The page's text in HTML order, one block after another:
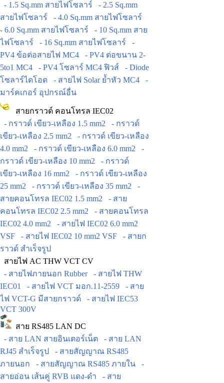
- 1.5 Sq.mm สายไฟโซลาร์
- 2.5 Sq.mm
สายไฟโซลาร์
- 4.0 Sq.mm สายไฟโซลาร์
- 6.0 Sq.mm สายไฟโซลาร์
- 10 Sq.mm สาย
ไฟโซลาร์
- 16 Sq.mm สายไฟโซลาร์
-
PV4 ข้อต่อสายไฟ MC4
- PV4 ต่อขนาน 2-
5to1 MC4
- PV4 โซลาร์ MC4 ฟิวส์
- Diode
โซลาร์ไดโอด
- สายไฟ Solar ย้ำหัว MC4
-
มาร์คเกอร์ อุปกรณ์อื่น
สายกราวด์ คอนโทรล IEC02
- กราวด์ เขียว-เหลือง 1.5 mm2
- กราวด์
เขียว-เหลือง 2.5 mm2
- กราวด์ เขียว-เหลือง
4.0 mm2
- กราวด์ เขียว-เหลือง 6.0 mm2
-
กราวด์ เขียว-เหลือง 10 mm2
- กราวด์
เขียว-เหลือง 16 mm2
- กราวด์ เขียว-เหลือง
25 mm2
- กราวด์ เขียว-เหลือง 35 mm2
-
สายคอนโทรล IEC02 1.5 mm2
- สาย
คอนโทรล IEC02 2.5 mm2
- สายคอนโทรล
IEC02 4.0 mm2
- สายไฟ IEC02 6.0 mm2
VSF
- สายไฟ IEC02 10 mm2 VSF
- สายก
ราวด์ สำเร็จรูป
สายไฟ AC THW VCT CV
- สายไฟภายนอก Rubber
- สายไฟ THW
IEC01
- สายไฟ VCT มอก.11-2559
- สาย
ไฟ VCT-G มีสายกราวด์
- สายไฟ IEC53
VCT 300V
สาย RS485 LAN DC
- สาย LAN สายอินเตอร์เน็ต
- สาย LAN
RJ45 สำเร็จรูป
- สายสัญญาณ RS485
ภายนอก
- สายสัญญาณ RS485 ภายใน
-
สายอ่อน เส้นคู่ RVB แดง-ดำ
- สาย